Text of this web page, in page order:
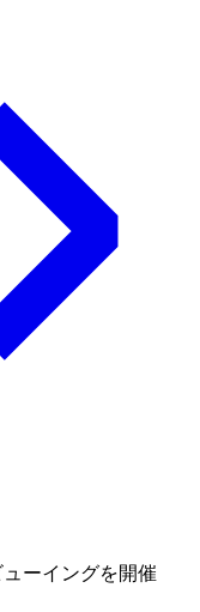
ーイングを開催